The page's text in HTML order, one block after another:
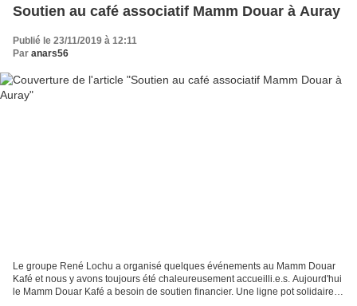
Soutien au café associatif Mamm Douar à Auray
Publié le 23/11/2019 à 12:11
Par anars56
Le groupe René Lochu a organisé quelques événements au Mamm Douar
Kafé et nous y avons toujours été chaleureusement accueilli.e.s. Aujourd'hui
le Mamm Douar Kafé a besoin de soutien financier. Une ligne pot solidaire